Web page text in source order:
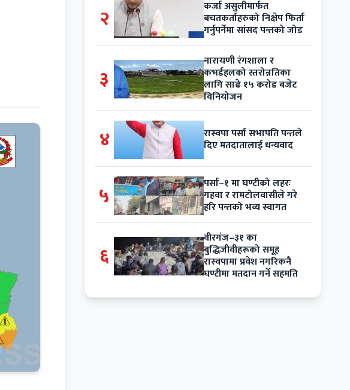
२ कर्जा असुलीमार्फत
बचतकर्ताहरुको निक्षेप फिर्ता
गर्नुपर्नेमा सांसद पन्तको जोड
३
नारायणी रंगशाला र
कभर्डहलको स्तरोन्नतिका
लागि साढे १५ करोड बजेट
विनियोजन
४ रास्वपा पर्सा सभापति पन्तले
दिए मतदातालाई धन्यवाद
५ पर्सा–१ मा घण्टीको लहरः
गहवा र रामटोलवासीले गरे
हरि पन्तको भव्य स्वागत
६
वीरगंज–३१ का
बुद्धिजीवीहरूको समूह
रास्वपामा प्रवेश नगरिकनै
घण्टीमा मतदान गर्ने सहमति